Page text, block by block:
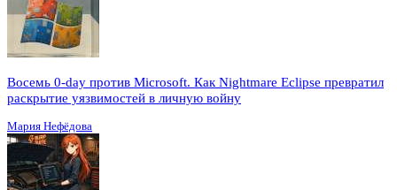
Восемь 0-day против Microsoft. Как Nightmare Eclipse превратил
раскрытие уязвимостей в личную войну
Мария Нефёдова